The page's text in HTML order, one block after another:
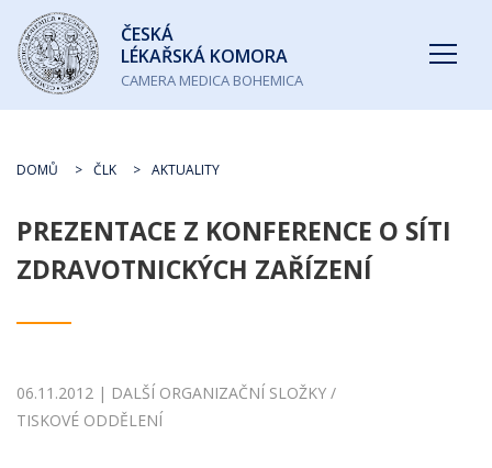
Česká
lékařská
komora
ČESKÁ
LÉKAŘSKÁ KOMORA
CAMERA MEDICA BOHEMICA
DOMŮ ČLK AKTUALITY
PREZENTACE Z KONFERENCE O SÍTI
ZDRAVOTNICKÝCH ZAŘÍZENÍ
06.11.2012 | DALŠÍ ORGANIZAČNÍ SLOŽKY /
TISKOVÉ ODDĚLENÍ